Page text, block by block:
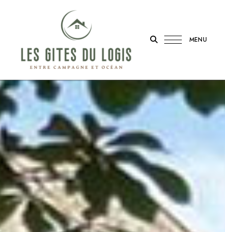
LES
GÎTES
DU
LOGIS
Entre
campagne
et
océan
MENU